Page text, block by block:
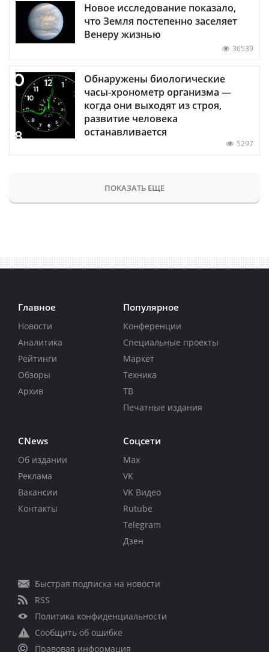
Новое исследование показало,
что Земля постепенно заселяет
Венеру жизнью
36539
Обнаружены биологические
часы-хронометр организма —
когда они выходят из строя,
развитие человека
останавливается
5297
ПОКАЗАТЬ ЕЩЕ
Главное
Новости
Аналитика
Рейтинги
Обзоры
Архив
Популярное
Конференции
Специальные проекты
Маркет
Техника
ТВ
Печатные издания
CNews
Об издании
Реклама
Вакансии
Контакты
Соцсети
Max
VK
VK Видео
Rutube
Telegram
Дзен
Быстрая подписка на новости
RSS
Политика конфиденциальности
Сообщить об ошибке
Правовая информация